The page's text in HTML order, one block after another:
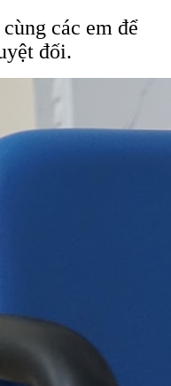
các em để
đối.